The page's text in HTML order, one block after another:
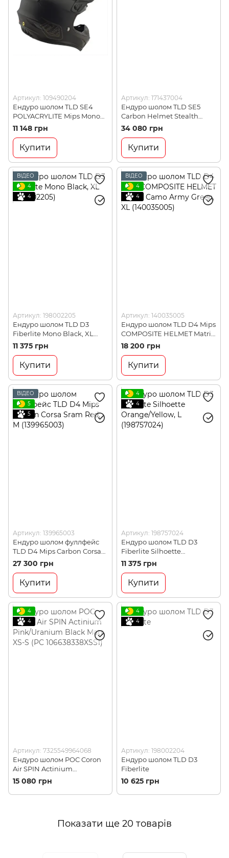
Артикул: 109490204
Ендуро шолом TLD SE4
POLYACRYLITE Mips Mono
Black, L (109490204)
11 148 грн
Купити
Артикул: 171437004
Ендуро шолом TLD SE5
Carbon Helmet Stealth
Bleck/Chrome, M
(171437004)
34 080 грн
Купити
ВІДЕО
4
4
Артикул: 198002205
Ендуро шолом TLD D3
Fiberlite Mono Black, XL
(198002205)
11 375 грн
Купити
ВІДЕО
4
4
Артикул: 140035005
Ендуро шолом TLD D4 Mips
COMPOSITE HELMET Matrix
Camo Army Green, XL
(140035005)
18 200 грн
Купити
ВІДЕО
5
5
Артикул: 139965003
Ендуро шолом фуллфейс
TLD D4 Mips Carbon Corsa
Sram Red, M (139965003)
27 300 грн
Купити
4
4
Артикул: 198757024
Ендуро шолом TLD D3
Fiberlite Silhoette
Orange/Yellow, L
(198757024)
11 375 грн
Купити
4
4
Артикул: 7325549964068
Ендуро шолом POC Coron
Air SPIN Actinium
Pink/Uranium Black Matt,
XS-S (PC 106638338XSS1)
15 080 грн
4
4
Артикул: 198002204
Ендуро шолом TLD D3
Fiberlite
10 625 грн
Показати ще 20 товарів